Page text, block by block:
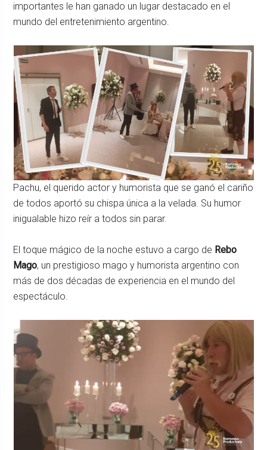
importantes le han ganado un lugar destacado en el
mundo del entretenimiento argentino.
Pachu, el querido actor y humorista que se ganó el cariño
de todos aportó su chispa única a la velada. Su humor
inigualable hizo reír a todos sin parar.
El toque mágico de la noche estuvo a cargo de Rebo
Mago, un prestigioso mago y humorista argentino con
más de dos décadas de experiencia en el mundo del
espectáculo.